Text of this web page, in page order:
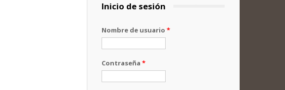
Inicio de sesión
Nombre de usuario *
Contraseña *